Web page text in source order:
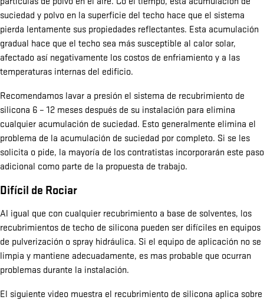
suciedad y polvo en la superficie del techo hace que el sistema
pierda lentamente sus propiedades reflectantes. Esta acumulación
gradual hace que el techo sea más susceptible al calor solar,
afectado así negativamente los costos de enfriamiento y a las
temperaturas internas del edificio.
Recomendamos lavar a presión el sistema de recubrimiento de
silicona 6 – 12 meses después de su instalación para elimina
cualquier acumulación de suciedad. Esto generalmente elimina el
problema de la acumulación de suciedad por completo. Si se les
solicita o pide, la mayoría de los contratistas incorporarán este paso
adicional como parte de la propuesta de trabajo.
Difícil de Rociar
Al igual que con cualquier recubrimiento a base de solventes, los
recubrimientos de techo de silicona pueden ser difíciles en equipos
de pulverización o spray hidráulica. Si el equipo de aplicación no se
limpia y mantiene adecuadamente, es mas probable que ocurran
problemas durante la instalación.
El siguiente video muestra el recubrimiento de silicona aplica sobre